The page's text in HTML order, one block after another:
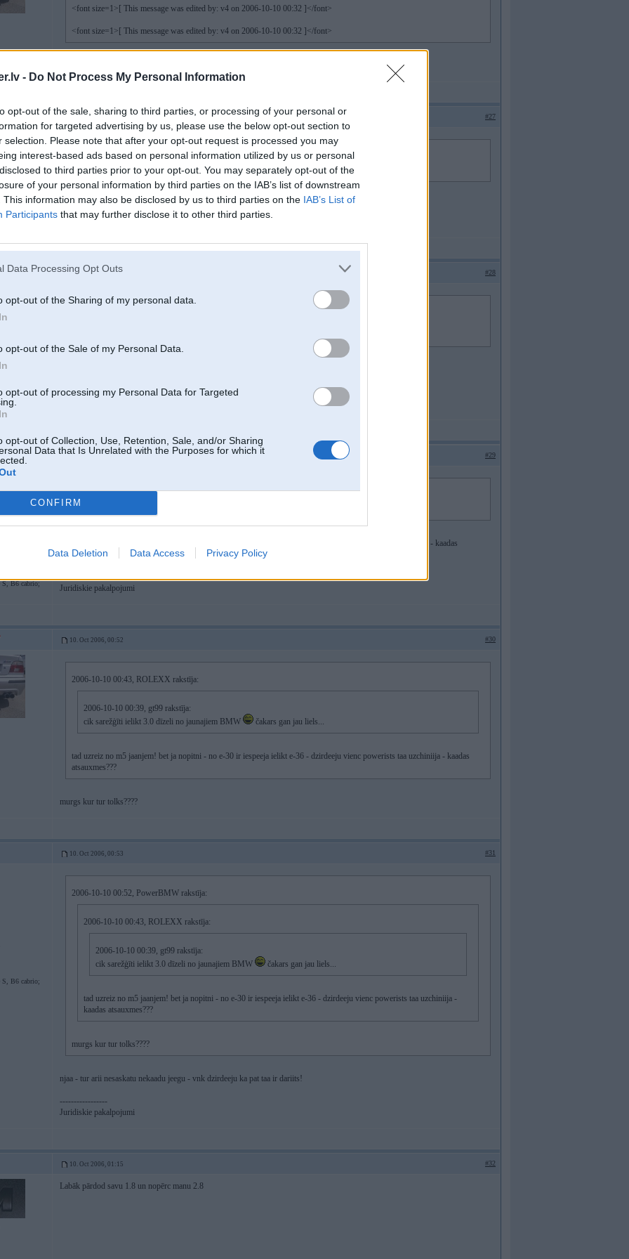
- Do Not Process My Personal Information
opt-out of the sale, sharing to third parties, or processing of your personal or
for targeted advertising by us, please use the below opt-out section to
selection. Please note that after your opt-out request is processed you may
interest-based ads based on personal information utilized by us or personal
to third parties prior to your opt-out. You may separately opt-out of the
of your personal information by third parties on the IAB’s list of downstream
This information may also be disclosed by us to third parties on the IAB’s List of
Participants that may further disclose it to other third parties.
Data Processing Opt Outs
opt-out of the Sharing of my personal data.
opt-out of the Sale of my Personal Data.
opt-out of processing my Personal Data for Targeted
opt-out of Collection, Use, Retention, Sale, and/or Sharing
Data that Is Unrelated with the Purposes for which it
CONFIRM
Data Deletion Data Access Privacy Policy
<font size=1>[ This message was edited by: v4 on 2006-10-10 00:32 ]</font>
<font size=1>[ This message was edited by: v4 on 2006-10-10 00:32 ]</font>
10. Oct 2006, 00:40 #27
2006-10-10 00:39, gt99 rakstīja:
cik sarežģīti ielikt 3.0 dīzeli no jaunajiem BMW
čakars gan jau liels...
Tā jau būtu misija
10. Oct 2006, 00:41 #28
B6 cabrio;
-----------------
10. Oct 2006, 00:43 #29
S, B6 cabrio;
2006-10-10 00:39, gt99 rakstīja:
cik sarežģīti ielikt 3.0 dīzeli no jaunajiem BMW
tad uzreiz no m5 jaanjem! bet ja nopitni - no e-30 ir iespeeja ielikt e-36 - dzirdeeju vienc powerists taa uzchiniija - kaadas
atsauxmes???
-----------------
Juridiskie pakalpojumi
10. Oct 2006, 00:52 #30
2006-10-10 00:43, ROLEXX rakstīja:
2006-10-10 00:39, gt99 rakstīja:
cik sarežģīti ielikt 3.0 dīzeli no jaunajiem BMW
čakars gan jau liels...
tad uzreiz no m5 jaanjem! bet ja nopitni - no e-30 ir iespeeja ielikt e-36 - dzirdeeju vienc powerists taa uzchiniija - kaadas
atsauxmes???
murgs kur tur tolks????
10. Oct 2006, 00:53 #31
S, B6 cabrio;
2006-10-10 00:52, PowerBMW rakstīja:
2006-10-10 00:43, ROLEXX rakstīja:
2006-10-10 00:39, gt99 rakstīja:
cik sarežģīti ielikt 3.0 dīzeli no jaunajiem BMW
čakars gan jau liels...
tad uzreiz no m5 jaanjem! bet ja nopitni - no e-30 ir iespeeja ielikt e-36 - dzirdeeju vienc powerists taa uzchiniija -
kaadas atsauxmes???
murgs kur tur tolks????
njaa - tur arii nesaskatu nekaadu jeegu - vnk dzirdeeju ka pat taa ir dariits!
-----------------
Juridiskie pakalpojumi
10. Oct 2006, 01:15 #32
Labāk pārdod savu 1.8 un nopērc manu 2.8